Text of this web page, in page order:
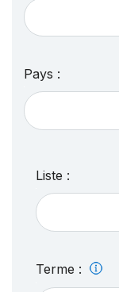
Pays :
Liste :
Terme :